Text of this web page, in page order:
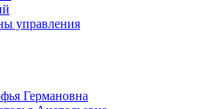
управления
Германовна